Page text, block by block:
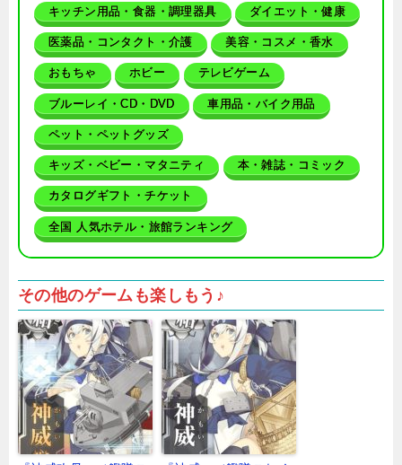
キッチン用品・食器・調理器具 ダイエット・健康
医薬品・コンタクト・介護 美容・コスメ・香水
おもちゃ ホビー テレビゲーム
ブルーレイ・CD・DVD 車用品・バイク用品
ペット・ペットグッズ
キッズ・ベビー・マタニティ 本・雑誌・コミック
カタログギフト・チケット
全国 人気ホテル・旅館ランキング
その他のゲームも楽しもう♪